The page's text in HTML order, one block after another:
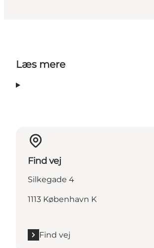
Læs mere
Find vej
Silkegade 4
1113 København K
Find vej